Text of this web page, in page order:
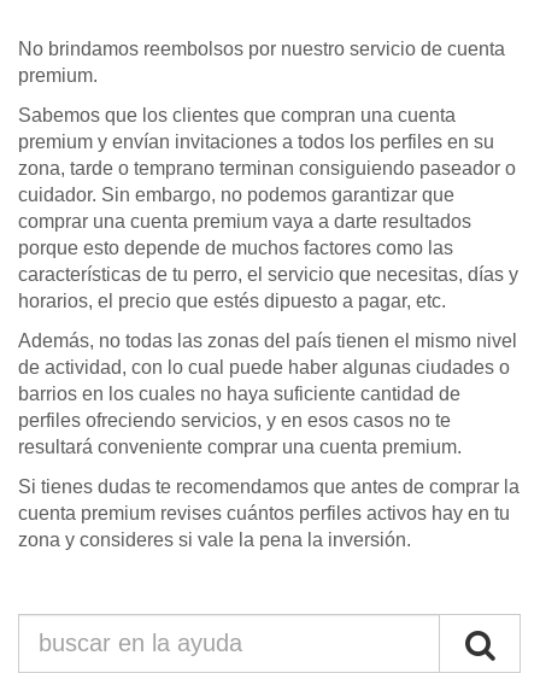
No brindamos reembolsos por nuestro servicio de cuenta
premium.
Sabemos que los clientes que compran una cuenta
premium y envían invitaciones a todos los perfiles en su
zona, tarde o temprano terminan consiguiendo paseador o
cuidador. Sin embargo, no podemos garantizar que
comprar una cuenta premium vaya a darte resultados
porque esto depende de muchos factores como las
características de tu perro, el servicio que necesitas, días y
horarios, el precio que estés dipuesto a pagar, etc.
Además, no todas las zonas del país tienen el mismo nivel
de actividad, con lo cual puede haber algunas ciudades o
barrios en los cuales no haya suficiente cantidad de
perfiles ofreciendo servicios, y en esos casos no te
resultará conveniente comprar una cuenta premium.
Si tienes dudas te recomendamos que antes de comprar la
cuenta premium revises cuántos perfiles activos hay en tu
zona y consideres si vale la pena la inversión.